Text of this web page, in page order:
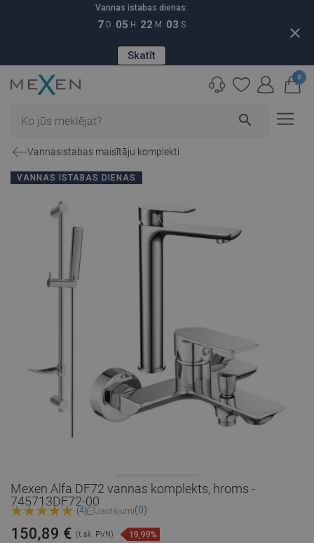
Vannas istabas dienas:
7 D 05 H 22 M 03 S
Skatīt
close
search
0
Vannasistabas maisītāju komplekti
VANNAS ISTABAS DIENAS
Mexen Alfa DF72 vannas komplekts, hroms -
745713DF72-00
(4) Jautājumi(0)
150,89 € (t.sk. PVN) 19,99%